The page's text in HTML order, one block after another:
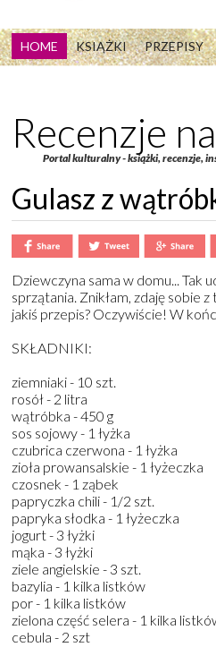
HOME KSIĄŻKI PRZEPISY
Recenzje
Portal kulturalny - książki, recenzje,
Gulasz z
Dziewczyna sama w domu... Tak
sprzątania. Znikłam, zdaję sobie
jakiś przepis? Oczywiście! W
SKŁADNIKI:
ziemniaki- 10 szt.
rosół- 2 litra
wątróbka - 450 g
sos sojowy- 1 łyżka
czubrica czerwona - 1 łyżka
zioła prowansalskie - 1 łyżeczka
czosnek - 1 ząbek
papryczka chili- 1/2 szt.
papryka słodka - 1 łyżeczka
jogurt- 3 łyżki
mąka - 3 łyżki
ziele angielskie - 3 szt.
bazylia - 1 kilka listków
por- 1 kilka listków
zielona część selera - 1 kilka
cebula - 2 szt